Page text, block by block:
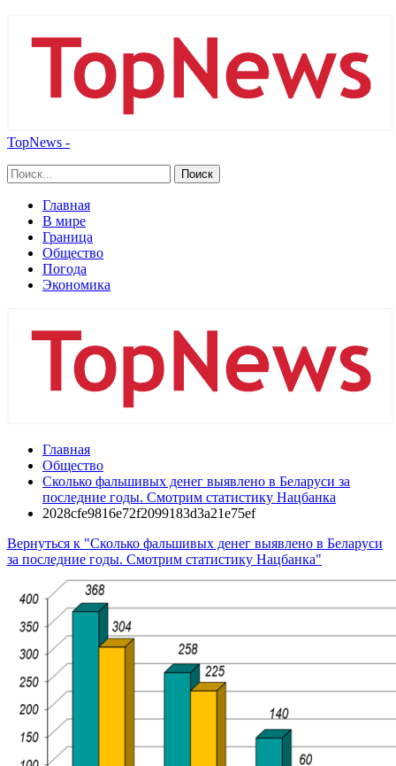
TopNews -
Главная
В мире
Граница
Общество
Погода
Экономика
Главная
Общество
Сколько фальшивых денег выявлено в Беларуси за
последние годы. Смотрим статистику Нацбанка
2028cfe9816e72f2099183d3a21e75ef
Вернуться к "Сколько фальшивых денег выявлено в Беларуси
за последние годы. Смотрим статистику Нацбанка"